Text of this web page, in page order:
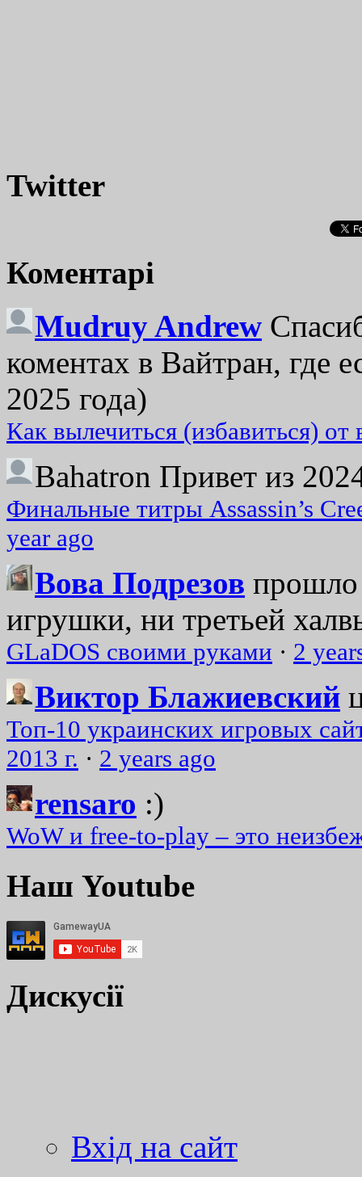
Twitter
Коментарі
Mudruy Andrew
коментах в Вайтран, где
2025 года)
Как вылечиться (избавиться)
Bahatron Привет из
Финальные титры Assassin’s
year ago
Вова Подрезов прошло
игрушки, ни третьей
GLaDOS своими руками · 2
Виктор Блажиевский
Топ-10 украинских игровых
2013 г. · 2 years ago
rensaro :)
WoW и free-to-play – это
Наш Youtube
Дискусії
Вхід на сайт